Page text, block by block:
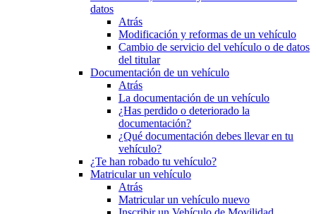
datos
Atrás
Modificación y reformas de un vehículo
Cambio de servicio del vehículo o de datos
del titular
Documentación de un vehículo
Atrás
La documentación de un vehículo
¿Has perdido o deteriorado la
documentación?
¿Qué documentación debes llevar en tu
vehículo?
¿Te han robado tu vehículo?
Matricular un vehículo
Atrás
Matricular un vehículo nuevo